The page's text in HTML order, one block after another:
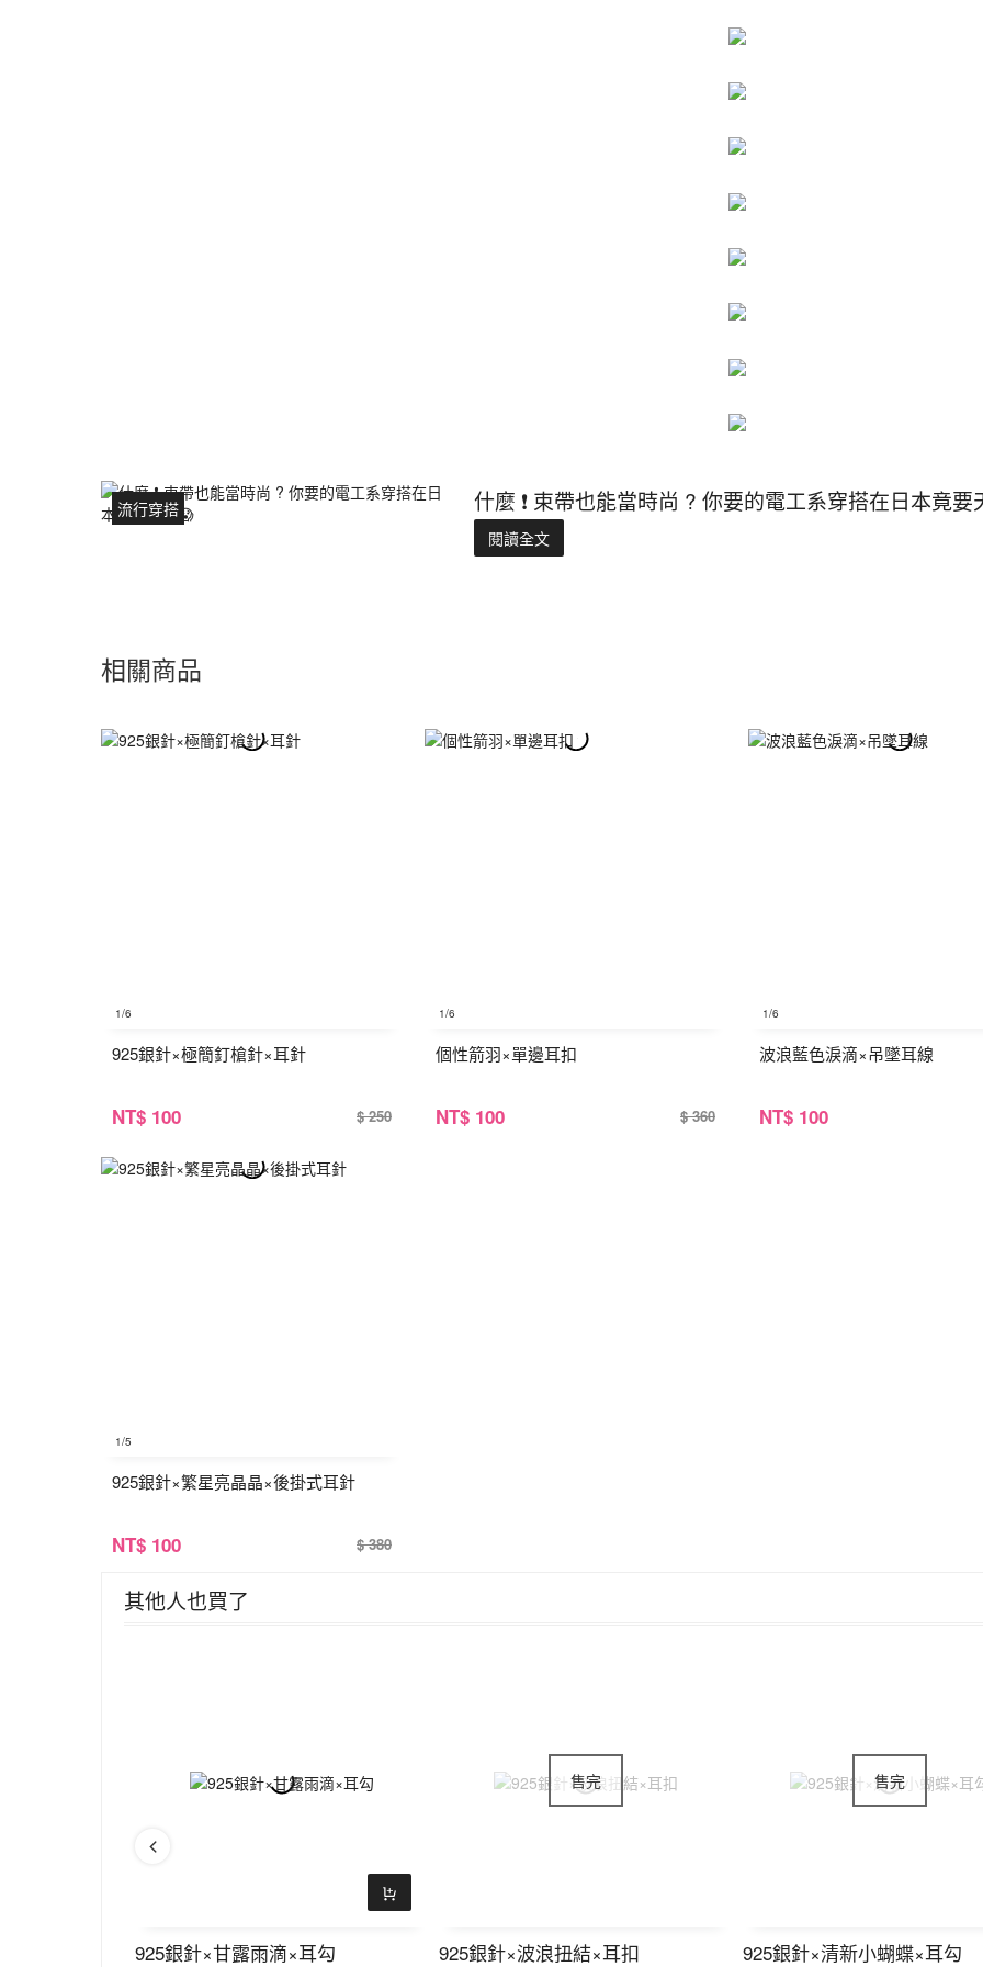
流行穿搭 什麼 ❗ 束帶也能當時尚 ? 你要的電工系穿搭在日本竟要
閱讀全文
相關商品
1/6
925銀針×極簡釘槍針×耳針
NT$ 100 $ 250
1/6
個性箭羽×單邊耳扣
NT$ 100 $ 360
1/6
波浪藍色淚滴×吊墜耳線
NT$ 100
1/5
925銀針×繁星亮晶晶×後掛式耳針
NT$ 100 $ 380
其他人也買了
925銀針×甘露雨滴×耳勾 925銀針×波浪扭結×耳扣 925銀針×清新小蝴蝶×耳勾